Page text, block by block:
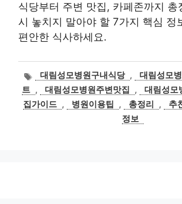
식당부터 주변 맛집, 카페존까지 총
시 놓치지 말아야 할 7가지 핵심 정
편안한 식사하세요.
태대림성모병원구내식당 ,
대림성모
트 , 대림성모병원주변맛집 , 대림성모
집가이드 , 병원이용팁 , 총정리 , 추
정보